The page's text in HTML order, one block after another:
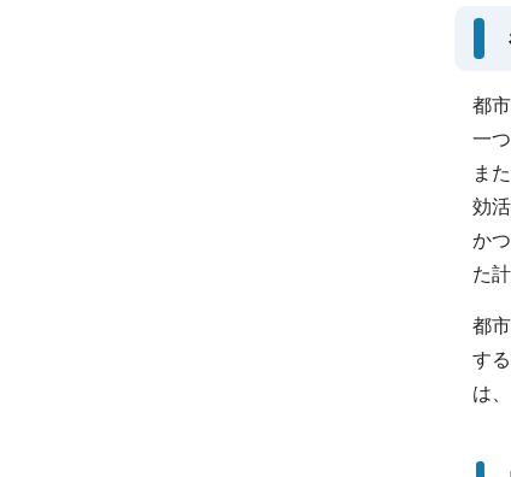
都
一
ま
効
か
た
都
す
は